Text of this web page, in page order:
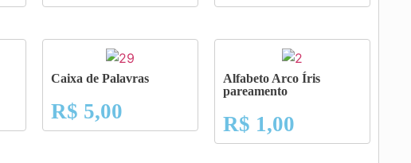
Caixa de Palavras
R$ 5,00
Alfabeto Arco Íris
pareamento
R$ 1,00